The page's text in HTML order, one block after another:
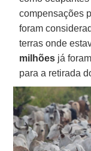
compensações
foram
terras onde
milhões já
para a retirada